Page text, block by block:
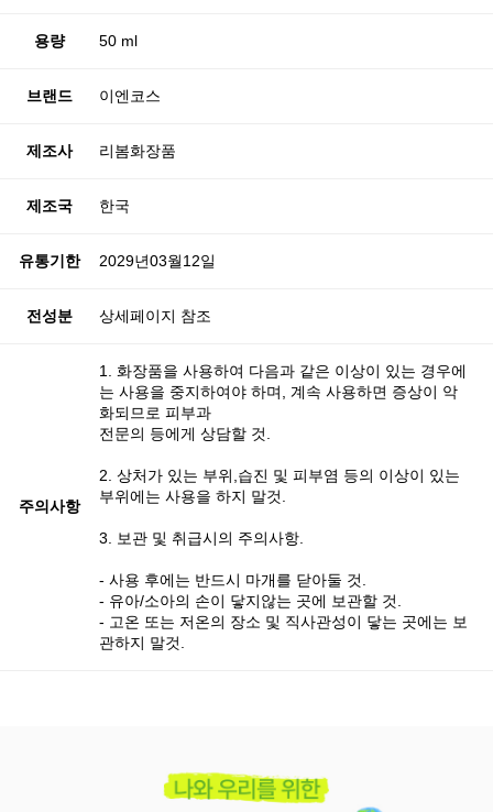
용량 50 ml
브랜드 이엔코스
제조사 리봄화장품
제조국 한국
유통기한 2029년03월12일
전성분 상세페이지 참조
주의사항
1. 화장품을 사용하여 다음과 같은 이상이 있는 경우에
는 사용을 중지하여야 하며, 계속 사용하면 증상이 악
화되므로 피부과
전문의 등에게 상담할 것.
2. 상처가 있는 부위,습진 및 피부염 등의 이상이 있는
부위에는 사용을 하지 말것.
3. 보관 및 취급시의 주의사항.
- 사용 후에는 반드시 마개를 닫아둘 것.
- 유아/소아의 손이 닿지않는 곳에 보관할 것.
- 고온 또는 저온의 장소 및 직사관성이 닿는 곳에는 보
관하지 말것.